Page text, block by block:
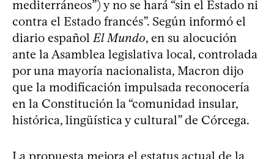
mediterráneos”) y no se hará “sin el Estado ni
contra el Estado francés”. Según informó el
diario español El Mundo, en su alocución
ante la Asamblea legislativa local, controlada
por una mayoría nacionalista, Macron dijo
que la modificación impulsada reconocería
en la Constitución la “comunidad insular,
histórica, lingüística y cultural” de Córcega.
La propuesta mejora el estatus actual de la